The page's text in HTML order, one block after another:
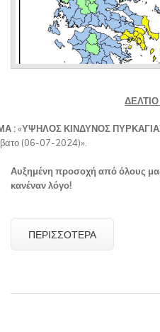
:«ΥΨΗΛΟΣ ΚΙΝΔΥΝΟΣ
(06-07-2024)».
Αυξημένη προσοχή από όλους
κανέναν λόγο!
ΠΕΡΙΣΣΌΤΕΡΑ